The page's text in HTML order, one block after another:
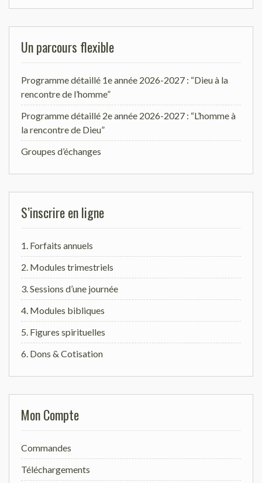
Un parcours flexible
Programme détaillé 1e année 2026-2027 : “Dieu à la
rencontre de l’homme”
Programme détaillé 2e année 2026-2027 : “L’homme à
la rencontre de Dieu”
Groupes d’échanges
S’inscrire en ligne
1. Forfaits annuels
2. Modules trimestriels
3. Sessions d’une journée
4. Modules bibliques
5. Figures spirituelles
6. Dons & Cotisation
Mon Compte
Commandes
Téléchargements